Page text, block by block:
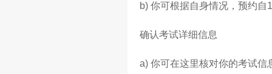
b) 你可根据自身情况，预约
确认考试详细信息
a) 你可在这里核对你的考试信